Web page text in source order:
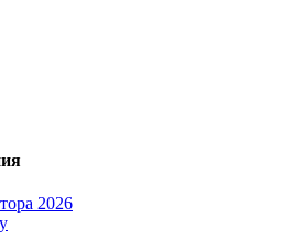
2026